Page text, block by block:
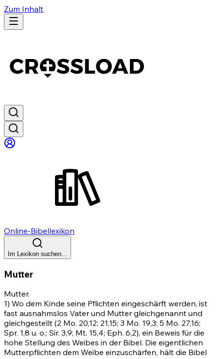
Zum Inhalt
Online-Bibellexikon
Im Lexikon suchen...
Mutter
Mutter.
1) Wo dem Kinde seine Pflichten eingeschärft werden, ist
fast ausnahmslos Vater und Mutter gleichgenannt und
gleichgestellt (2 Mo. 20,12; 21,15; 3 Mo. 19,3; 5 Mo. 27,16;
Spr. 1,8 u. o.; Sir. 3,9; Mt. 15,4; Eph. 6,2), ein Beweis für die
hohe Stellung des Weibes in der Bibel. Die eigentlichen
Mutterpflichten dem Weibe einzuschärfen, hält die Bibel